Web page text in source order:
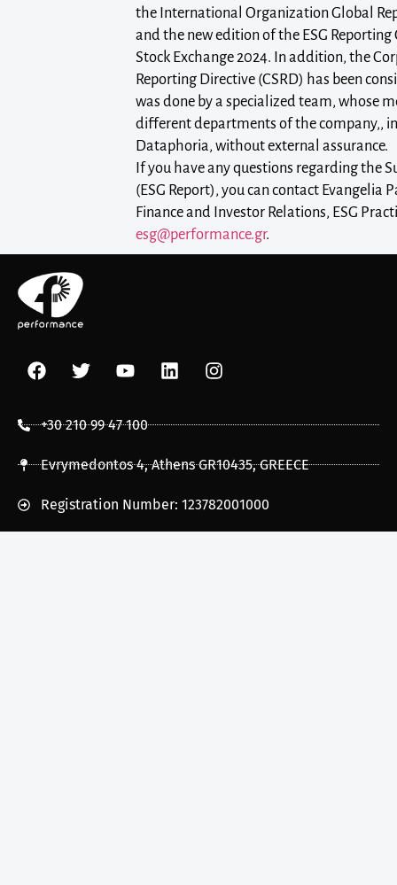
the International Organization Global
and the new edition of the ESG
Stock Exchange 2024. In addition, the
Reporting Directive (CSRD) has been
was done by a specialized team, whose
different departments of the company,,
Dataphoria, without external assurance.
If you have any questions regarding the
(ESG Report), you can contact Evangelia
Finance and Investor Relations, ESG
esg@performance.gr.
+30 210 99 47 100
Evrymedontos 4, Athens GR10435, GREECE
Registration Number: 123782001000